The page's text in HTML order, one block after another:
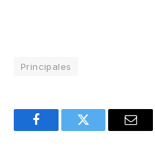
Principales
FacebookTwitter